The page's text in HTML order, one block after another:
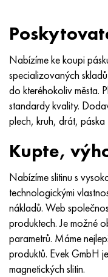
Nabízíme ke koupi
specializovaných
do kteréhokoliv města.
standardy kvality.
plech, kruh, drát,
Kupte,
Nabízíme slitinu s
technologickými
nákladů. Web
produktech. Je možné
parametrů. Máme
produktů. Evek GmbH
magnetických slitin.